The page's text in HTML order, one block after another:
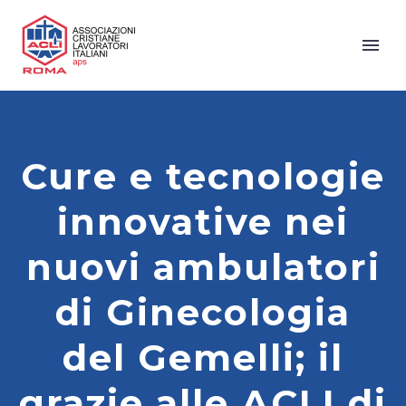
Cure e tecnologie
innovative nei
nuovi ambulatori
di Ginecologia
del Gemelli; il